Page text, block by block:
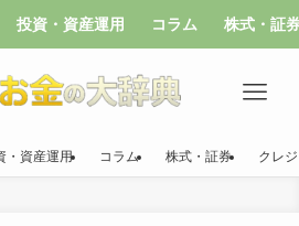
投資・資産運用 コラム 株式・証
・資産運用 コラム 株式・証券 クレ